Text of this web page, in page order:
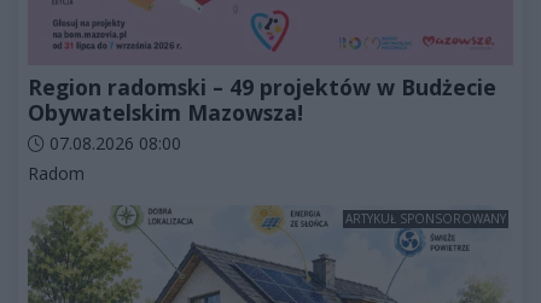
Region radomski – 49 projektów w Budżecie
Obywatelskim Mazowsza!
Data dodania artykułu:
07.08.2026 08:00
Kategorie artykułu:
Radom
ARTYKUŁ SPONSOROWANY